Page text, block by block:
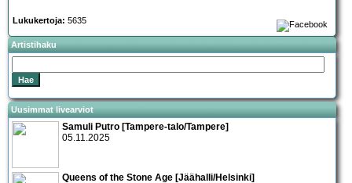
Lukukertoja: 5635
Artistihaku
Uusimmat livearviot
Samuli Putro [Tampere-talo/Tampere]
05.11.2025
Queens of the Stone Age [Jäähalli/Helsinki]